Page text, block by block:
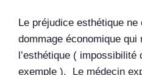
Le préjudice esthétique
dommage économique qui
l’esthétique (
exemple ). Le médecin